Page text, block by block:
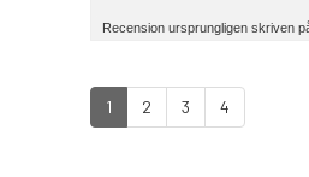
Recension ursprungligen skriven
1 2 3 4